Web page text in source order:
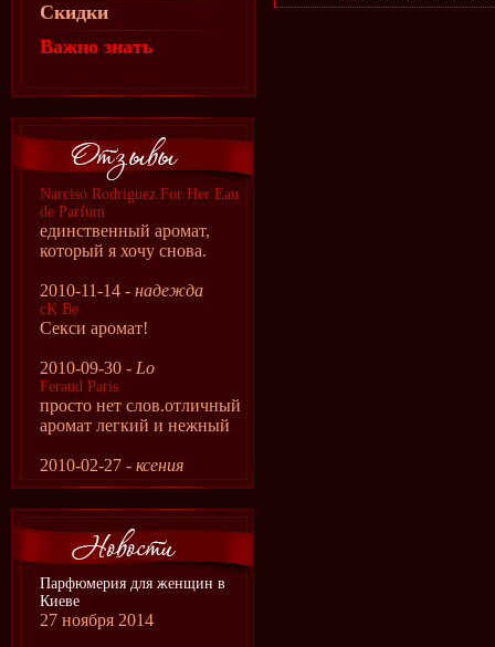
Скидки
Важно знать
Narciso Rodriguez For Her Eau
de Parfum
единственный аромат,
который я хочу снова.
2010-11-14 - надежда
cK Be
Секси аромат!
2010-09-30 - Lo
Feraud Paris
просто нет слов.отличный
аромат легкий и нежный
2010-02-27 - ксения
Парфюмерия для женщин в
Киеве
27 ноября 2014